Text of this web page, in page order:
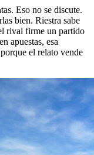
Eso no se discute.
bien. Riestra sabe
rival firme un partido
apuestas, esa
el relato vende